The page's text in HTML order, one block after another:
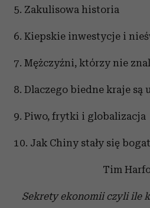
5. Zakulisowa historia
6. Kiepskie inwestycje i
7. Mężczyźni, którzy nie
8. Dlaczego biedne kraje są
9. Piwo, frytki i globalizacja
10. Jak Chiny stały się
Tim
Sekrety ekonomii czyli ile